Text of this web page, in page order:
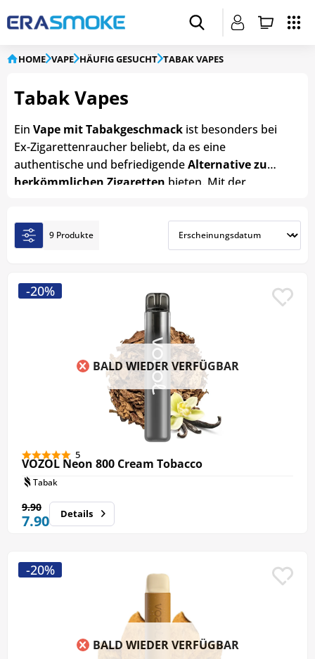
HOME VAPE HÄUFIG GESUCHT TABAK VAPES
Tabak Vapes
Ein Vape mit Tabakgeschmack ist besonders bei
Ex-Zigarettenraucher beliebt, da es eine
authentische und befriedigendeAlternative zu
herkömmlichen Zigaretten bieten. Mit der
bei ERA Smoke finden Sie garantiert den passenden
Geschmack, der Ihnen zusagt. Darüber hinaus
bieten wir die
Tabakvapes zu günstigen Preisen
Sie Ihr neues Vape-Erlebnis so schnell wie möglich
9 Produkte
BALD WIEDER VERFÜGBAR
5
VOZOL Neon 800 Cream Tobacco
Tabak
7.90
9.90
-20%
Details
BALD WIEDER VERFÜGBAR
-20%